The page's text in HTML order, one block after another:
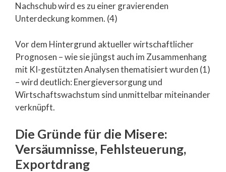
Nachschub wird es zu einer gravierenden
Unterdeckung kommen. (4)
Vor dem Hintergrund aktueller wirtschaftlicher
Prognosen – wie sie jüngst auch im Zusammenhang
mit KI-gestützten Analysen thematisiert wurden (1)
– wird deutlich: Energieversorgung und
Wirtschaftswachstum sind unmittelbar miteinander
verknüpft.
Die Gründe für die Misere:
Versäumnisse, Fehlsteuerung,
Exportdrang